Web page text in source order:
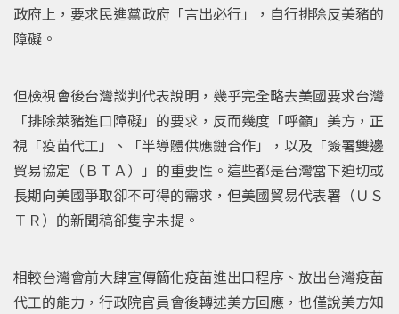
政府上，要求民進黨政府「言出必行」，自行排除反美豬的
障礙。
但檢視會後台灣談判代表說明，幾乎完全略去美國要求台灣
「排除萊豬進口障礙」的要求，反而幾度「呼籲」美方，正
視「疫苗代工」、「半導體供應鏈合作」，以及「簽署雙邊
貿易協定（ＢＴＡ）」的重要性。這些都是台灣當下迫切或
長期向美國爭取卻不可得的需求，但美國貿易代表署（ＵＳ
ＴＲ）的新聞稿卻隻字未提。
相較台灣會前大肆宣傳簡化疫苗進出口程序、放出台灣疫苗
代工的能力，行政院官員會後轉述美方回應，也僅說美方知